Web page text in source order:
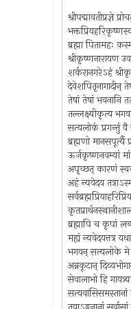
श्रीपद्मावतीप्रज्ञे
ब्रह्मा पितामहः
श्रीकृष्णनारायण
शर्करानगरेऽहं
देवेशपितृनागादीन्
तेषां तेषां भवनानि
तल्लक्ष्यीकृत्य
सत्यलोकं प्रगन्तुं वै
ब्रह्मणो
ऊर्जकृष्णनवम्यां मां
अपृच्छत् कारणं
अहं न्यवेदय
ब्रह्मापि च कृपां
मह्यं न्यवेदयत्तत्र
भगवन् सत्यलोके मे
अन्नकूटान्
सेवालाभो हि
सत्यवासिसमस्तानां